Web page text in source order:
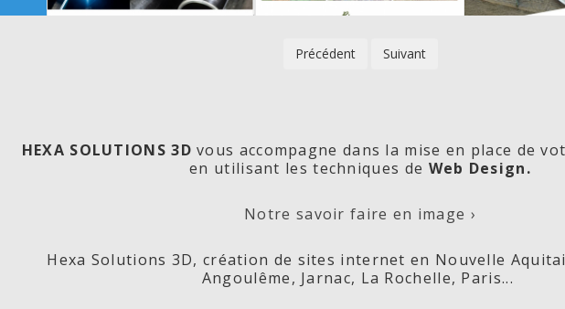
Les
Précédent Suivant
HEXA SOLUTIONS 3D vous accompagne dans la mise en place de
en utilisant les techniques de Web Design.
Notre savoir faire en image ›
Hexa Solutions 3D, création de sites internet en Nouvelle
Angoulême, Jarnac, La Rochelle, Paris...